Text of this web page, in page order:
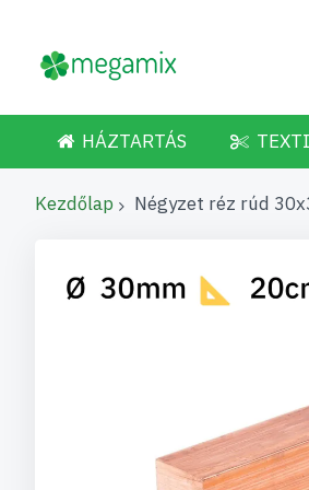
HÁZTARTÁS
Kezdőlap Négyzet réz rúd
Ugrás